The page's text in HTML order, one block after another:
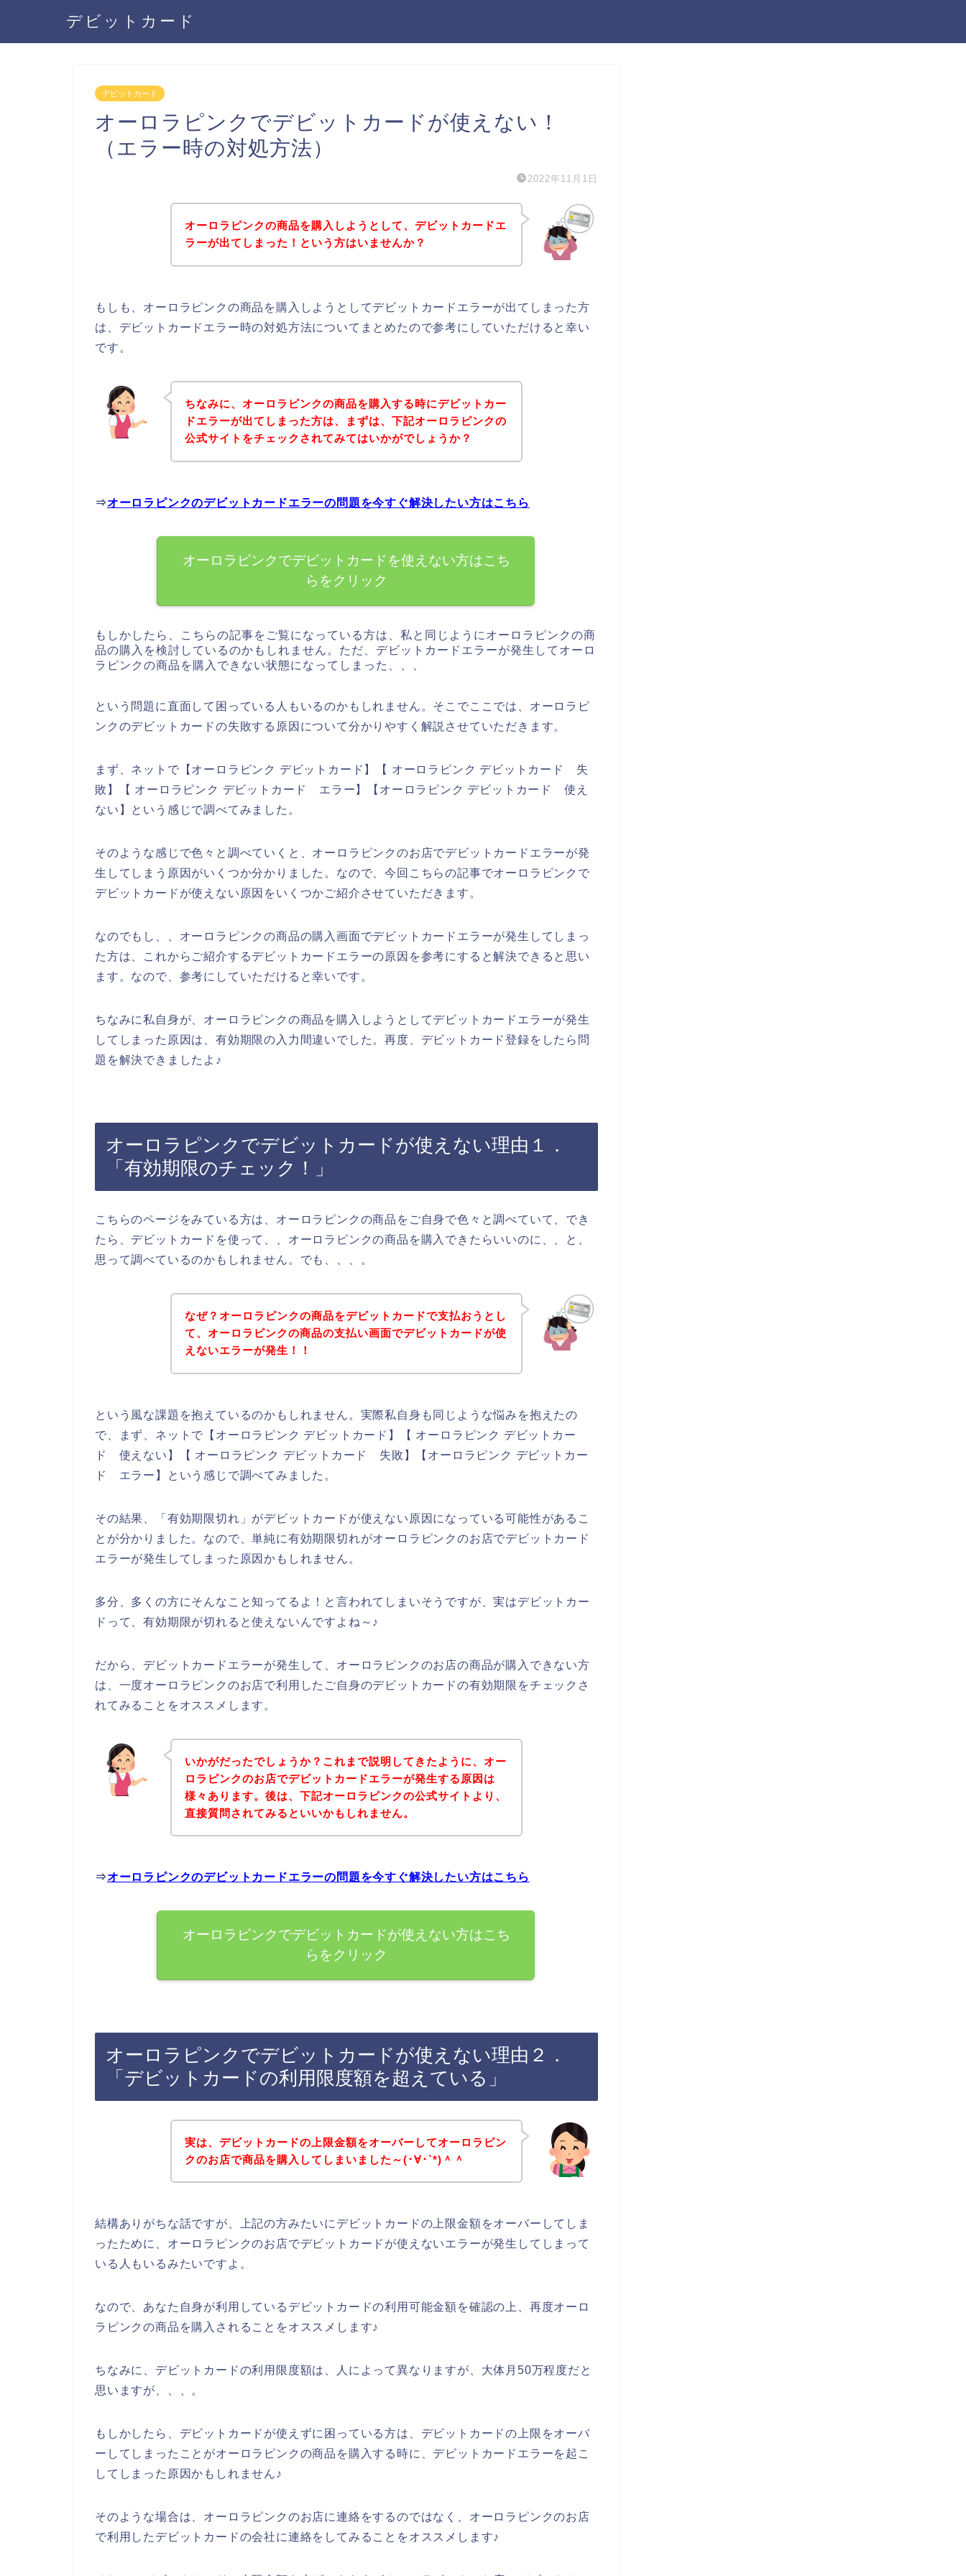
デビットカード
デビットカード
オーロラピンクでデビットカードが使えない！
（エラー時の対処方法）
2022年11月1日
オーロラピンクの商品を購入しようとして、デビットカードエ
ラーが出てしまった！という方はいませんか？
もしも、オーロラピンクの商品を購入しようとしてデビットカードエラーが出てしまった方
は、デビットカードエラー時の対処方法についてまとめたので参考にしていただけると幸い
です。
ちなみに、オーロラピンクの商品を購入する時にデビットカー
ドエラーが出てしまった方は、まずは、下記オーロラピンクの
公式サイトをチェックされてみてはいかがでしょうか？
⇒オーロラピンクのデビットカードエラーの問題を今すぐ解決したい方はこちら
オーロラピンクでデビットカードを使えない方はこち
らをクリック
もしかしたら、こちらの記事をご覧になっている方は、私と同じようにオーロラピンクの商
品の購入を検討しているのかもしれません。ただ、デビットカードエラーが発生してオーロ
ラピンクの商品を購入できない状態になってしまった、、、
という問題に直面して困っている人もいるのかもしれません。そこでここでは、オーロラピ
ンクのデビットカードの失敗する原因について分かりやすく解説させていただきます。
まず、ネットで【オーロラピンク デビットカード】【 オーロラピンク デビットカード 失
敗】【 オーロラピンク デビットカード エラー】【オーロラピンク デビットカード 使え
ない】という感じで調べてみました。
そのような感じで色々と調べていくと、オーロラピンクのお店でデビットカードエラーが発
生してしまう原因がいくつか分かりました。なので、今回こちらの記事でオーロラピンクで
デビットカードが使えない原因をいくつかご紹介させていただきます。
なのでもし、、オーロラピンクの商品の購入画面でデビットカードエラーが発生してしまっ
た方は、これからご紹介するデビットカードエラーの原因を参考にすると解決できると思い
ます。なので、参考にしていただけると幸いです。
ちなみに私自身が、オーロラピンクの商品を購入しようとしてデビットカードエラーが発生
してしまった原因は、有効期限の入力間違いでした。再度、デビットカード登録をしたら問
題を解決できましたよ♪
オーロラピンクでデビットカードが使えない理由１．
「有効期限のチェック！」
こちらのページをみている方は、オーロラピンクの商品をご自身で色々と調べていて、でき
たら、デビットカードを使って、、オーロラピンクの商品を購入できたらいいのに、、と、
思って調べているのかもしれません。でも、、、。
なぜ？オーロラピンクの商品をデビットカードで支払おうとし
て、オーロラピンクの商品の支払い画面でデビットカードが使
えないエラーが発生！！
という風な課題を抱えているのかもしれません。実際私自身も同じような悩みを抱えたの
で、まず、ネットで【オーロラピンク デビットカード】【 オーロラピンク デビットカー
ド 使えない】【 オーロラピンク デビットカード 失敗】【オーロラピンク デビットカー
ド エラー】という感じで調べてみました。
その結果、「有効期限切れ」がデビットカードが使えない原因になっている可能性があるこ
とが分かりました。なので、単純に有効期限切れがオーロラピンクのお店でデビットカード
エラーが発生してしまった原因かもしれません。
多分、多くの方にそんなこと知ってるよ！と言われてしまいそうですが、実はデビットカー
ドって、有効期限が切れると使えないんですよね～♪
だから、デビットカードエラーが発生して、オーロラピンクのお店の商品が購入できない方
は、一度オーロラピンクのお店で利用したご自身のデビットカードの有効期限をチェックさ
れてみることをオススメします。
いかがだったでしょうか？これまで説明してきたように、オー
ロラピンクのお店でデビットカードエラーが発生する原因は
様々あります。後は、下記オーロラピンクの公式サイトより、
直接質問されてみるといいかもしれません。
⇒オーロラピンクのデビットカードエラーの問題を今すぐ解決したい方はこちら
オーロラピンクでデビットカードが使えない方はこち
らをクリック
オーロラピンクでデビットカードが使えない理由２．
「デビットカードの利用限度額を超えている」
実は、デビットカードの上限金額をオーバーしてオーロラピン
クのお店で商品を購入してしまいました～(･∀･`*)＾＾
結構ありがちな話ですが、上記の方みたいにデビットカードの上限金額をオーバーしてしま
ったために、オーロラピンクのお店でデビットカードが使えないエラーが発生してしまって
いる人もいるみたいですよ。
なので、あなた自身が利用しているデビットカードの利用可能金額を確認の上、再度オーロ
ラピンクの商品を購入されることをオススメします♪
ちなみに、デビットカードの利用限度額は、人によって異なりますが、大体月50万程度だと
思いますが、、、。
もしかしたら、デビットカードが使えずに困っている方は、デビットカードの上限をオーバ
ーしてしまったことがオーロラピンクの商品を購入する時に、デビットカードエラーを起こ
してしまった原因かもしれません♪
そのような場合は、オーロラピンクのお店に連絡をするのではなく、オーロラピンクのお店
で利用したデビットカードの会社に連絡をしてみることをオススメします♪